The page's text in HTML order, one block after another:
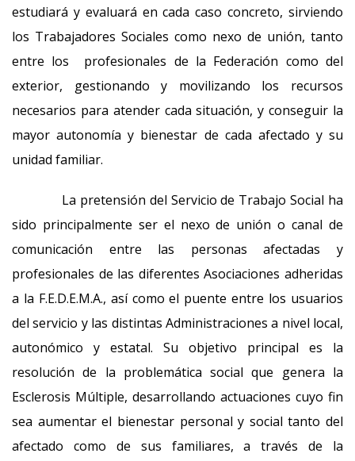
estudiará y evaluará en cada caso concreto, sirviendo
los Trabajadores Sociales como nexo de unión, tanto
entre los profesionales de la Federación como del
exterior, gestionando y movilizando los recursos
necesarios para atender cada situación, y conseguir la
mayor autonomía y bienestar de cada afectado y su
unidad familiar.
La pretensión del Servicio de Trabajo Social ha
sido principalmente ser el nexo de unión o canal de
comunicación entre las personas afectadas y
profesionales de las diferentes Asociaciones adheridas
a la F.E.D.E.M.A., así como el puente entre los usuarios
del servicio y las distintas Administraciones a nivel local,
autonómico y estatal. Su objetivo principal es la
resolución de la problemática social que genera la
Esclerosis Múltiple, desarrollando actuaciones cuyo fin
sea aumentar el bienestar personal y social tanto del
afectado como de sus familiares, a través de la